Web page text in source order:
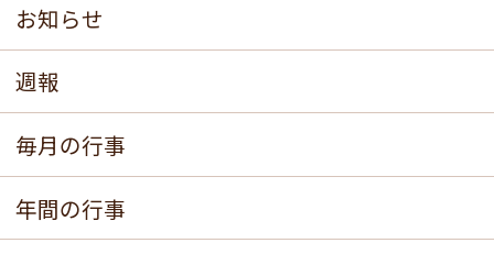
お知らせ
週報
毎月の行事
年間の行事